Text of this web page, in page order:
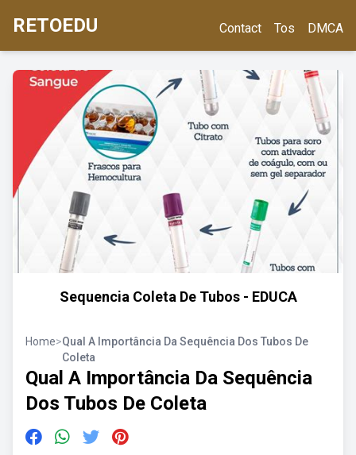
RETOEDU Contact Tos DMCA
Sequencia Coleta De Tubos - EDUCA
Home>Qual A Importância Da Sequência Dos Tubos De
Coleta
Qual A Importância Da Sequência
Dos Tubos De Coleta